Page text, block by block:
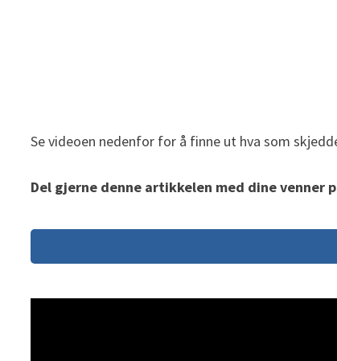
Se videoen nedenfor for å finne ut hva som
Del gjerne denne artikkelen med dine venner